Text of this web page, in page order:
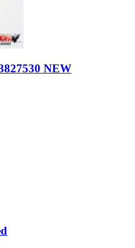
NEW